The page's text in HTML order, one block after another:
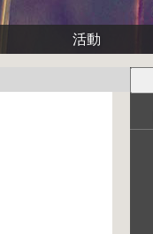
活動